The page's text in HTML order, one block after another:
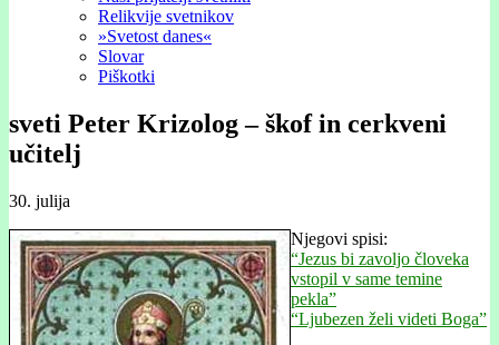
Relikvije svetnikov
»Svetost danes«
Slovar
Piškotki
sveti Peter Krizolog – škof in cerkveni
učitelj
30. julija
Njegovi spisi:
“Jezus bi zavoljo človeka
vstopil v same temine
pekla”
“Ljubezen želi videti Boga”